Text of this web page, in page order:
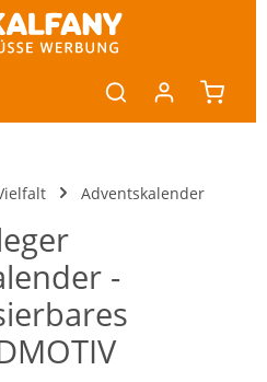
Adventskalender
-